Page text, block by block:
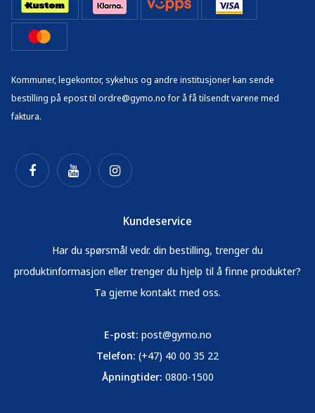
Kommuner, legekontor, sykehus og andre institusjoner kan sende
bestilling på epost til ordre@gymo.no for å få tilsendt varene med
faktura.
Kundeservice
Har du spørsmål vedr. din bestilling, trenger du
produktinformasjon eller trenger du hjelp til å finne produkter?
Ta gjerne kontakt med oss.
E-post: post@gymo.no
Telefon: (+47) 40 00 35 22
Åpningtider: 0800-1500